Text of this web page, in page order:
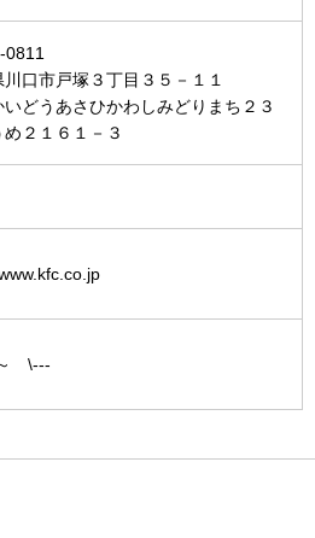
0811
口市戸塚３丁目３５－１１
いどうあさひかわしみどりまち２３
め２１６１－３
\---